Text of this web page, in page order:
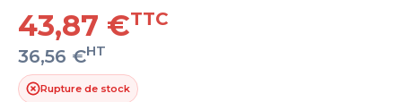
43,87 €TTC
36,56 €HT
Rupture de stock